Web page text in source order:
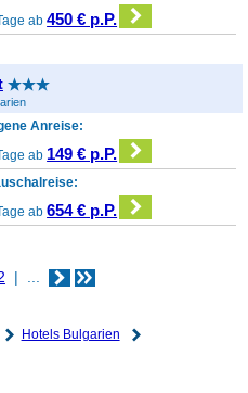
ab450 € p.P.
Anreise:
ab 149 € p.P.
ab654 € p.P.
...
Hotels Bulgarien